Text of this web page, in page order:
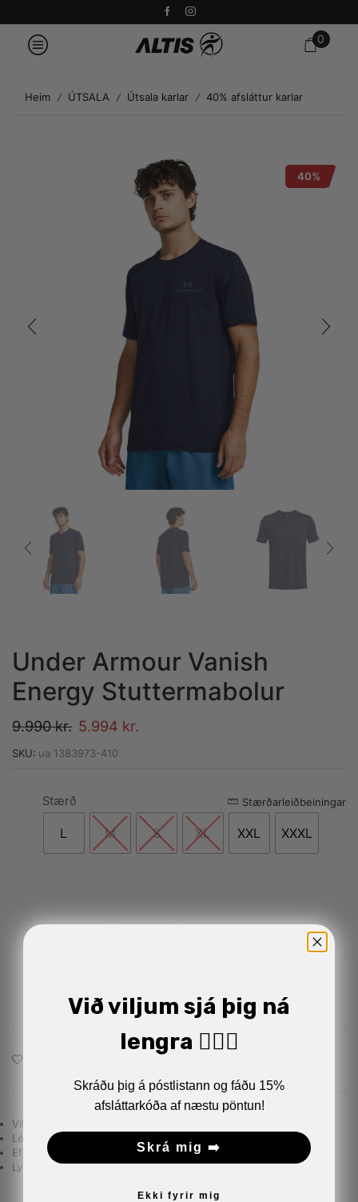
0
Heim / ÚTSALA / Útsala karlar / 40% afsláttur karlar
40%
Under Armour Vanish
Energy Stuttermabolur
9.990kr. 5.994 kr.
SKU: ua 1383973-410
Stærðarleiðbeiningar
Stærð
L M S XL XXL XXXL
Alternative:
Vítt snið
Létt og teygjanlegt efni sem þyngist ekki þótt þú svitnar
Efni sem þornar mjög hratt
Lyktarvarnartækni sem dregur úr svitalykt
Við viljum sjá þig ná
lengra 🏋🏼‍♂️
Skráðu þig á póstlistann og fáðu 15%
afsláttarkóða af næstu pöntun!
Skrá mig ➡️
Ekki fyrir mig